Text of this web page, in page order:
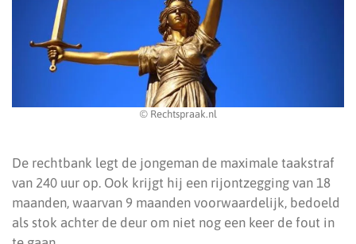
© Rechtspraak.nl
De rechtbank legt de jongeman de maximale taakstraf
van 240 uur op. Ook krijgt hij een rijontzegging van 18
maanden, waarvan 9 maanden voorwaardelijk, bedoeld
als stok achter de deur om niet nog een keer de fout in